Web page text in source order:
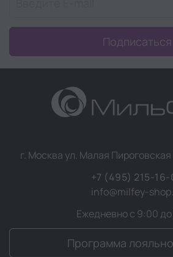
Подписаться
г. Москва ул. Малая Пироговская
+7 (495) 215-16-
info@milfey-
Ежедневно с 9:00 до
Программа